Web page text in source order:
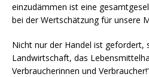
einzudämmen ist eine
bei der Wertschätzung für unsere
Nicht nur der Handel ist gefordert,
Landwirtschaft, das
Verbraucherinnen und